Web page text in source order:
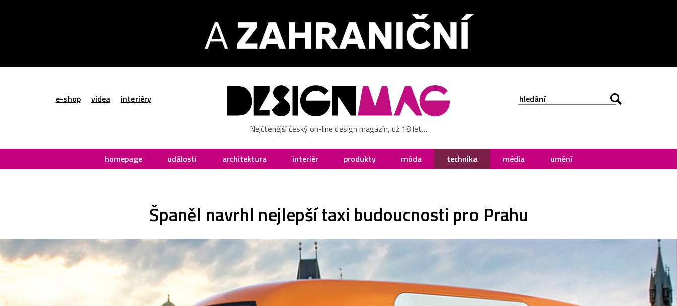
e-shop videa interiéry
Nejčtenější český on-line design magazín, už 18 let…
homepage události architektura interiér produkty móda technika média umění
Španěl navrhl nejlepší taxi budoucnosti pro Prahu